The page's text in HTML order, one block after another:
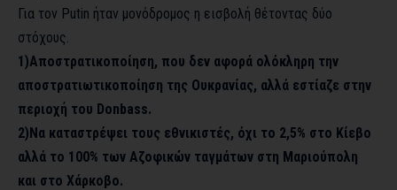
Για τον Putin ήταν μονόδρομος η εισβολή θέτοντας δύο
στόχους.
1)Αποστρατικοποίηση, που δεν αφορά ολόκληρη την
αποστρατιωτικοποίηση της Ουκρανίας, αλλά εστίαζε στην
περιοχή του Donbass.
2)Να καταστρέψει τους εθνικιστές, όχι το 2,5% στο Κίεβο
αλλά το 100% των Αζοφικών ταγμάτων στη Μαριούπολη
και στο Χάρκοβο.